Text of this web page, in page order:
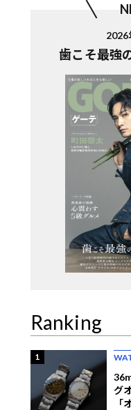
2026
歯こそ最強
Ranking
1
グ
「